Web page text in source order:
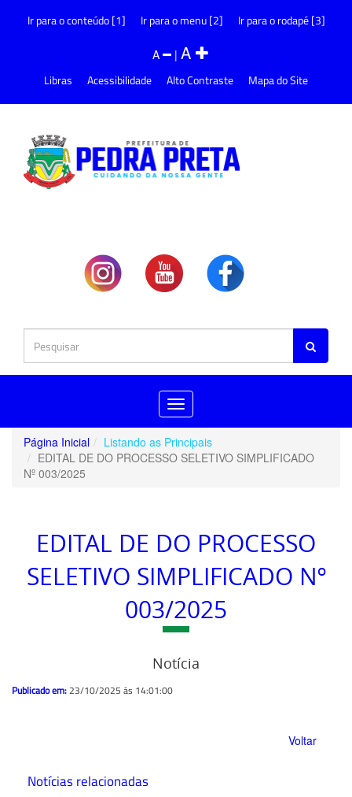
Ir para o conteúdo [1] Ir para o menu [2] Ir para o rodapé [3]
A |A
Libras Acessibilidade Alto Contraste Mapa do Site
Toggle
navigation
Página Inicial
Listando as Principais
EDITAL DE DO PROCESSO SELETIVO SIMPLIFICADO
Nº 003/2025
EDITAL DE DO PROCESSO
SELETIVO SIMPLIFICADO Nº
003/2025
Notícia
Publicado em:23/10/2025 ás 14:01:00
Voltar
Notícias relacionadas